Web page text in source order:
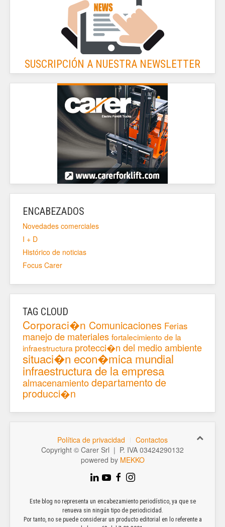
SUSCRIPCIÓN A NUESTRA NEWSLETTER
ENCABEZADOS
Novedades comerciales
I + D
Histórico de noticias
Focus Carer
TAG CLOUD
Corporaci�n Comunicaciones Ferias
manejo de materiales fortalecimiento de la
infraestructura protecci�n del medio ambiente
situaci�n econ�mica mundial
infraestructura de la empresa
almacenamientodepartamento de
producci�n
Política de privacidad
Contactos
Copyright © Carer Srl | P. IVA 03424290132
powered by MEKKO
Este blog no representa un encabezamiento periodístico, ya que se
renueva sin ningún tipo de periodicidad.
Por tanto, no se puede considerar un producto editorial en lo referente a